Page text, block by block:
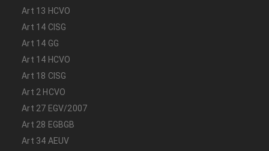
Art 13 HCVO
Art 14 CISG
Art 14 GG
Art 14 HCVO
Art 18 CISG
Art 2 HCVO
Art 27 EGV/2007
Art 28 EGBGB
Art 34 AEUV